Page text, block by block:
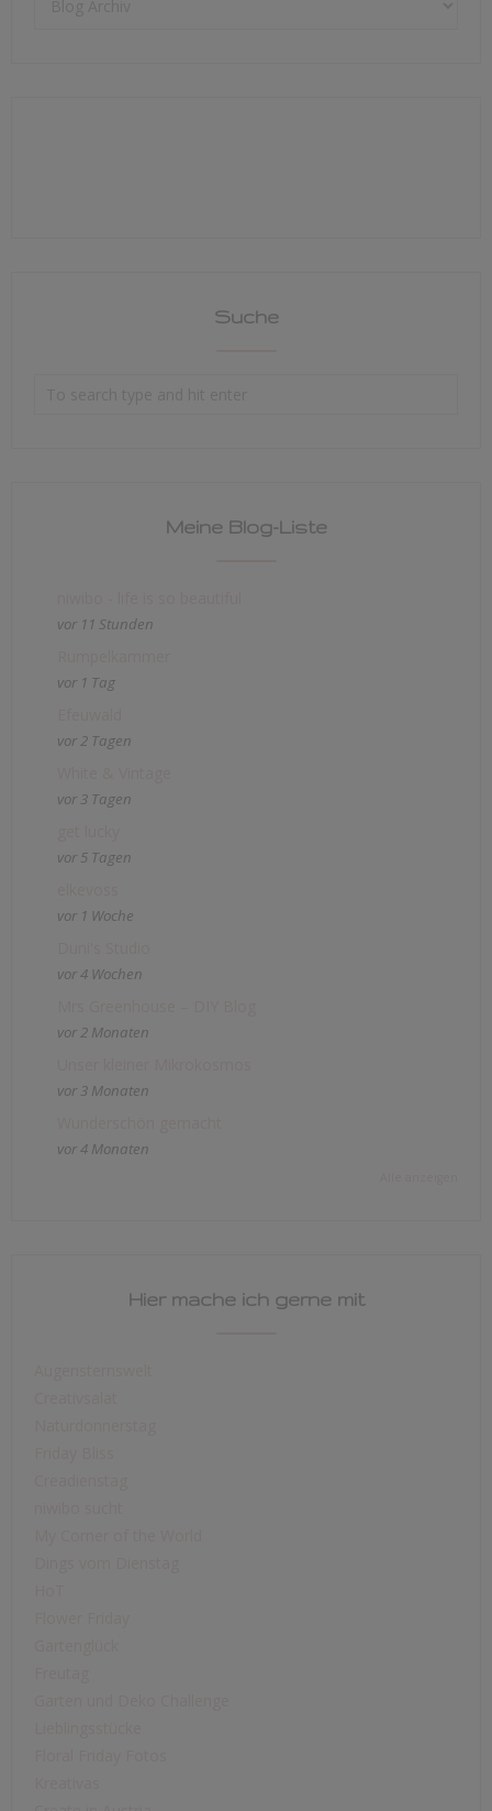
Suche
Meine Blog-Liste
vor 11 Stunden
vor 1 Tag
vor 2 Tagen
vor 3 Tagen
vor 5 Tagen
vor 1 Woche
vor 4 Wochen
vor 2 Monaten
vor 3 Monaten
vor 4 Monaten
Hier mache ich gerne mit